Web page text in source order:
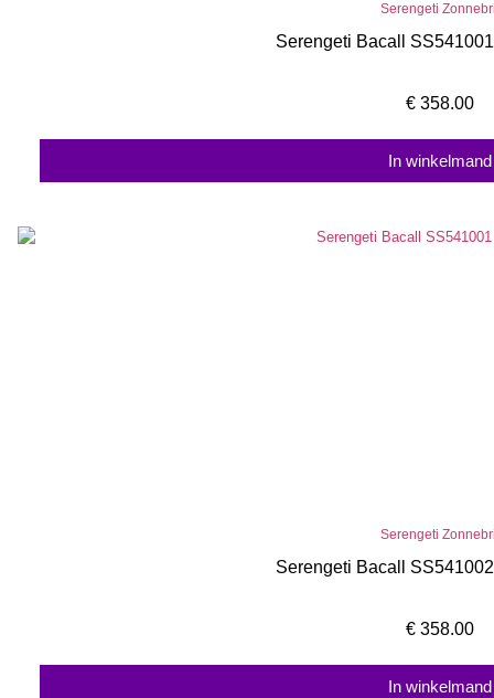
Serengeti
Serengeti Bacall
€ 358.00
In winkelmand
Serengeti
Serengeti Bacall
€ 358.00
In winkelmand